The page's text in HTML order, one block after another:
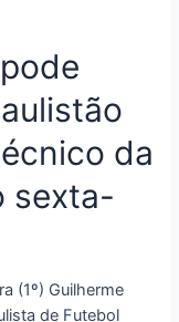
da
sexta-
(1º) Guilherme
de Futebol